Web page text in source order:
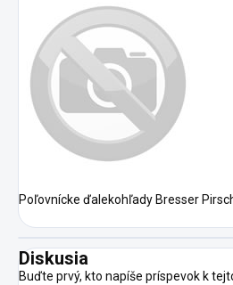
Poľovnícke ďalekohľady Bresser
Diskusia
Buďte prvý, kto napíše príspevok k